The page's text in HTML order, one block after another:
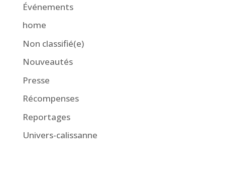
Événements
home
Non classifié(e)
Nouveautés
Presse
Récompenses
Reportages
Univers-calissanne